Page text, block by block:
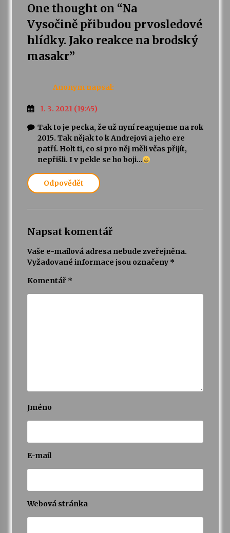
One thought on “Na
Vysočině přibudou prvosledové
hlídky. Jako reakce na brodský
masakr”
Anonym napsal:
1. 3. 2021 (19:45)
Tak to je pecka, že už nyní reagujeme na rok
2015. Tak nějak to k Andrejovi a jeho ere
patří. Holt ti, co si pro něj měli včas přijít,
nepřišli. I v pekle se ho boji…
Odpovědět
Napsat komentář
Vaše e-mailová adresa nebude zveřejněna.
Vyžadované informace jsou označeny *
Komentář *
Jméno
E-mail
Webová stránka